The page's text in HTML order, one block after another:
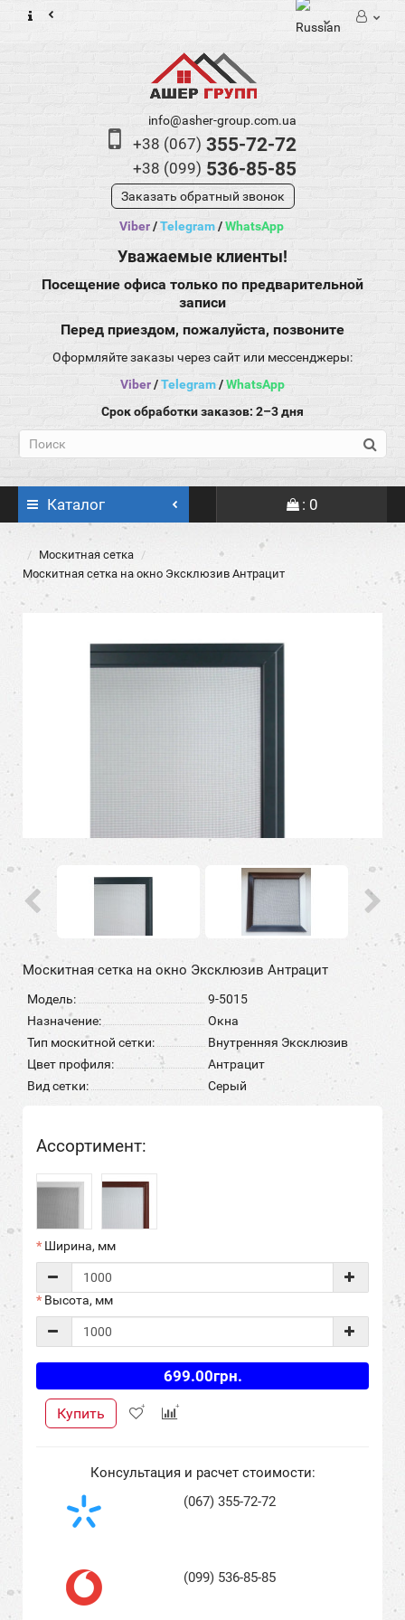
info@asher-group.com.ua
+38 (067) 355-72-72
+38 (099) 536-85-85
Заказать обратный звонок
Viber/Telegram/WhatsApp
Уважаемые клиенты!
Посещение офиса только по предварительной
записи
Перед приездом, пожалуйста, позвоните
Оформляйте заказы через сайт или мессенджеры:
Viber/Telegram/WhatsApp
Срок обработки заказов: 2–3 дня
Каталог : 0
Москитная сетка
Москитная сетка на окно Эксклюзив Антрацит
Москитная сетка на окно Эксклюзив Антрацит
Модель:
9-5015
Назначение:
Окна
Тип москитной сетки:
Внутренняя Эксклюзив
Цвет профиля:
Антрацит
Вид сетки:
Серый
Ассортимент:
Ширина, мм
Высота, мм
699.00грн.
Купить
Консультация и расчет стоимости:
(067) 355-72-72
(099) 536-85-85